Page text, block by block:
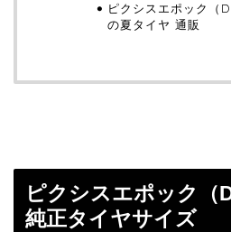
ピクシスエポック（
の夏タイヤ 通販
ピクシスエポック（
純正タイヤサイズ